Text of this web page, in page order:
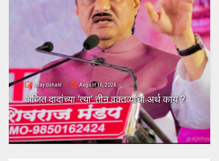
uday dahale August 16, 2024
अजित दादांच्या ‘त्या’ तीन वक्तव्यांचा अर्थ काय ?